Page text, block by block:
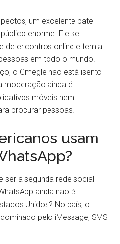
um excelente bate-
enorme. Ele se
de encontros online e tem a
em todo o mundo.
o Omegle não está isento
moderação ainda é
móveis nem
procurar pessoas.
usam
ser a segunda rede social
ainda não é
Unidos? No país, o
pelo iMessage, SMS